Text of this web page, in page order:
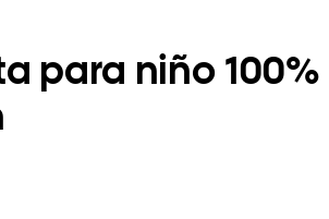
para niño 100%